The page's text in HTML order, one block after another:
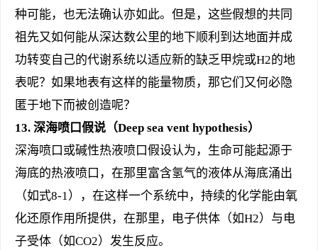
种可能，也无法确认亦如此。但是，这些假想的共同
祖先又如何能从深达数公里的地下顺利到达地面并成
功转变自己的代谢系统以适应新的缺乏甲烷或H2的地
表呢？如果地表有这样的能量物质，那它们又何必隐
匿于地下而被创造呢？
13. 深海喷口假说（Deep sea vent hypothesis）
深海喷口或碱性热液喷口假设认为，生命可能起源于
海底的热液喷口，在那里富含氢气的液体从海底涌出
（如式8-1），在这样一个系统中，持续的化学能由氧
化还原作用所提供，在那里，电子供体（如H2）与电
子受体（如CO2）发生反应。